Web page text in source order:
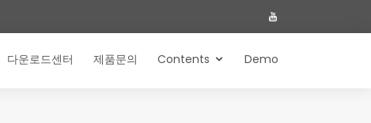
다운로드센터 제품문의 Contents Demo